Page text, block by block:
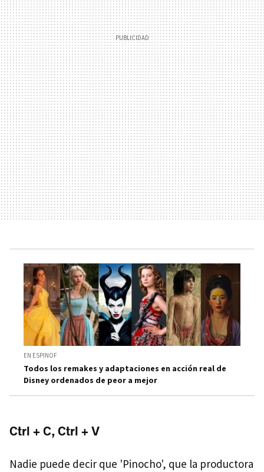
EN ESPINOF
Todos los remakes y adaptaciones en acción real de
Disney ordenados de peor a mejor
Ctrl + C, Ctrl + V
Nadie puede decir que 'Pinocho', que la productora